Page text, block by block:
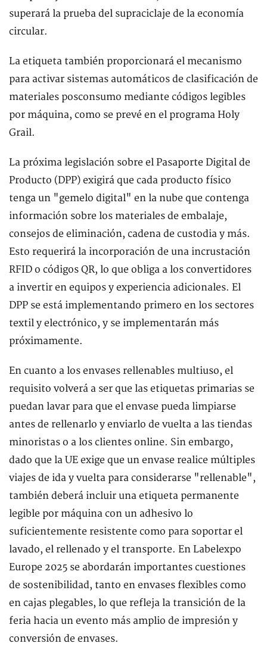
superará la prueba del supraciclaje de la economía
circular.
La etiqueta también proporcionará el mecanismo
para activar sistemas automáticos de clasificación de
materiales posconsumo mediante códigos legibles
por máquina, como se prevé en el programa Holy
Grail.
La próxima legislación sobre el Pasaporte Digital de
Producto (DPP) exigirá que cada producto físico
tenga un "gemelo digital" en la nube que contenga
información sobre los materiales de embalaje,
consejos de eliminación, cadena de custodia y más.
Esto requerirá la incorporación de una incrustación
RFID o códigos QR, lo que obliga a los convertidores
a invertir en equipos y experiencia adicionales. El
DPP se está implementando primero en los sectores
textil y electrónico, y se implementarán más
próximamente.
En cuanto a los envases rellenables multiuso, el
requisito volverá a ser que las etiquetas primarias se
puedan lavar para que el envase pueda limpiarse
antes de rellenarlo y enviarlo de vuelta a las tiendas
minoristas o a los clientes online. Sin embargo,
dado que la UE exige que un envase realice múltiples
viajes de ida y vuelta para considerarse "rellenable",
también deberá incluir una etiqueta permanente
legible por máquina con un adhesivo lo
suficientemente resistente como para soportar el
lavado, el rellenado y el transporte. En Labelexpo
Europe 2025 se abordarán importantes cuestiones
de sostenibilidad, tanto en envases flexibles como
en cajas plegables, lo que refleja la transición de la
feria hacia un evento más amplio de impresión y
conversión de envases.